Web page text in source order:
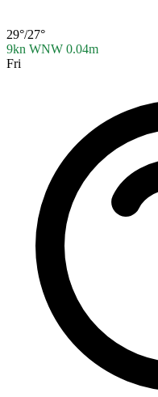
29°/27°
9kn WNW 0.04m
Fri